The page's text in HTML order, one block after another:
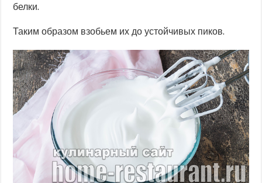
белки.
Таким образом взобьем их до устойчивых пиков.